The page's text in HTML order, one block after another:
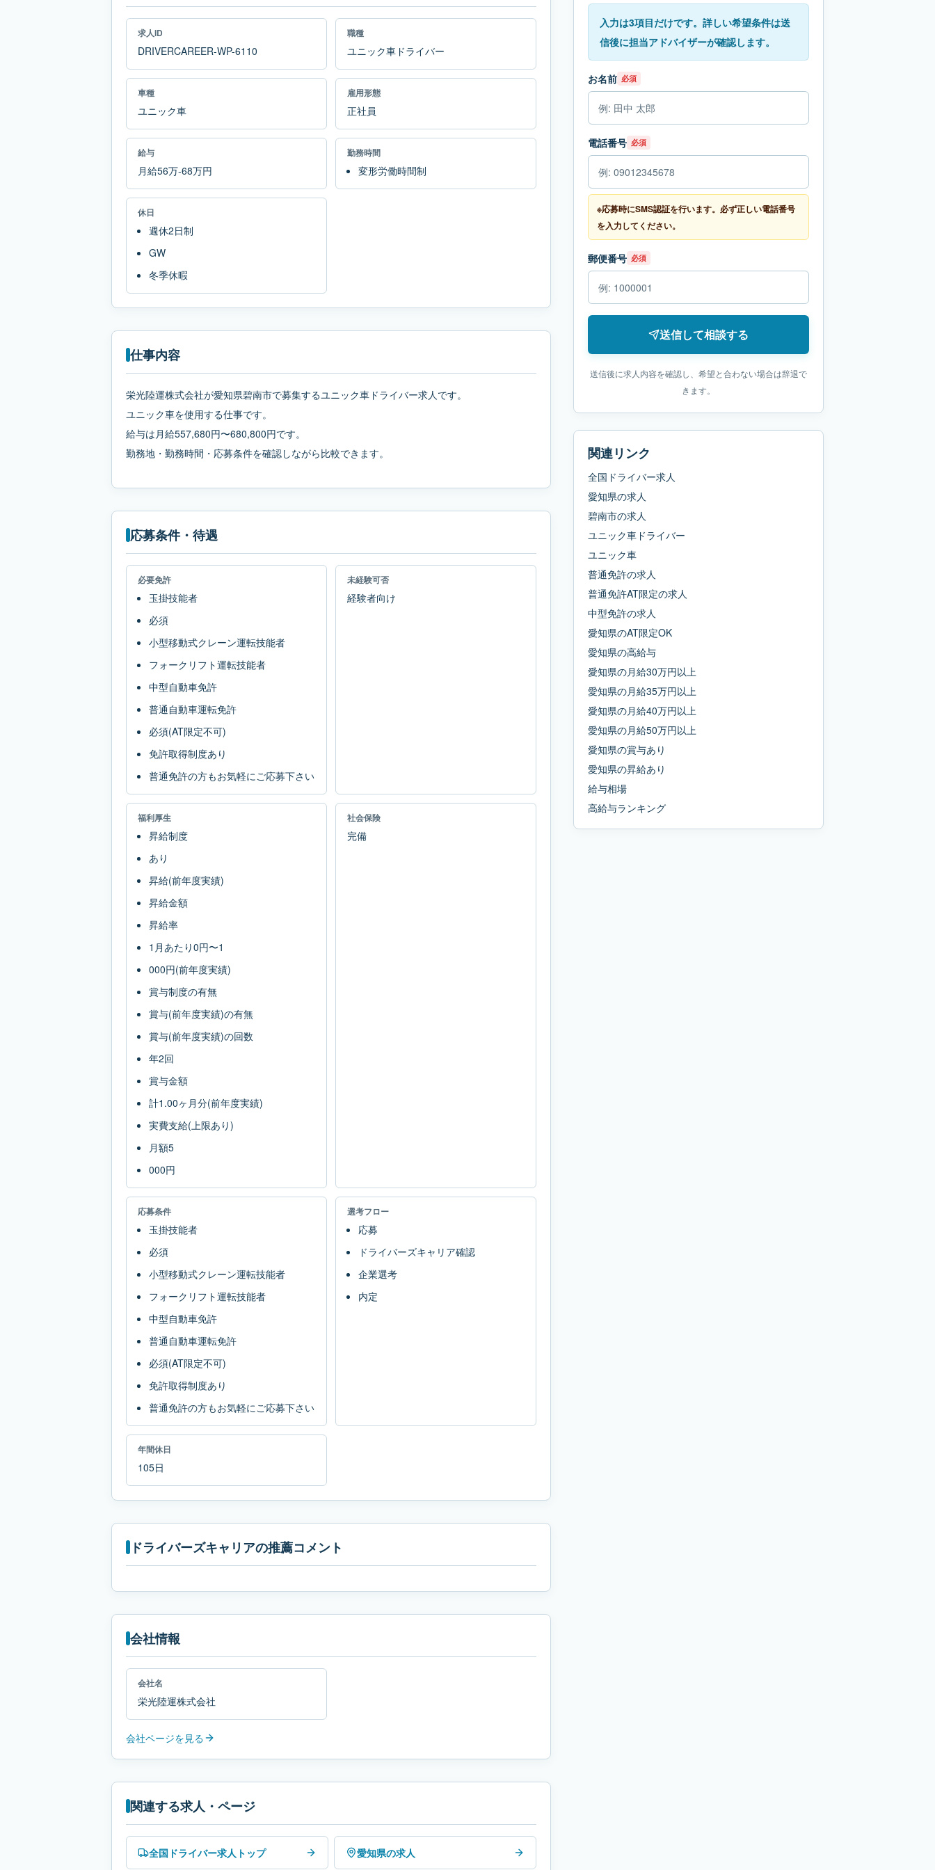
求人ID
DRIVERCAREER-WP-6110
職種
ユニック車ドライバー
車種
ユニック車
雇用形態
正社員
給与
月給56万-68万円
勤務時間
変形労働時間制
休日
週休2日制
GW
冬季休暇
仕事内容
栄光陸運株式会社が愛知県碧南市で募集するユニック車ドライバー求人です。
ユニック車を使用する仕事です。
給与は月給557,680円〜680,800円です。
勤務地・勤務時間・応募条件を確認しながら比較できます。
応募条件・待遇
必要免許
玉掛技能者
必須
小型移動式クレーン運転技能者
フォークリフト運転技能者
中型自動車免許
普通自動車運転免許
必須(AT限定不可)
免許取得制度あり
普通免許の方もお気軽にご応募下さい
未経験可否
経験者向け
福利厚生
昇給制度
あり
昇給(前年度実績)
昇給金額
昇給率
1月あたり0円〜1
000円(前年度実績)
賞与制度の有無
賞与(前年度実績)の有無
賞与(前年度実績)の回数
年2回
賞与金額
計1.00ヶ月分(前年度実績)
実費支給(上限あり)
月額5
000円
社会保険
完備
応募条件
玉掛技能者
必須
小型移動式クレーン運転技能者
フォークリフト運転技能者
中型自動車免許
普通自動車運転免許
必須(AT限定不可)
免許取得制度あり
普通免許の方もお気軽にご応募下さい
選考フロー
応募
ドライバーズキャリア確認
企業選考
内定
年間休日
105日
ドライバーズキャリアの推薦コメント
会社情報
会社名
栄光陸運株式会社
会社ページを見る
関連する求人・ページ
全国ドライバー求人トップ 愛知県の求人
入力は3項目だけです。詳しい希望条件は送
信後に担当アドバイザーが確認します。
お名前 必須
電話番号 必須
※応募時にSMS認証を行います。必ず正しい電話番号
を入力してください。
郵便番号 必須
送信して相談する
送信後に求人内容を確認し、希望と合わない場合は辞退で
きます。
関連リンク
全国ドライバー求人
愛知県の求人
碧南市の求人
ユニック車ドライバー
ユニック車
普通免許の求人
普通免許AT限定の求人
中型免許の求人
愛知県のAT限定OK
愛知県の高給与
愛知県の月給30万円以上
愛知県の月給35万円以上
愛知県の月給40万円以上
愛知県の月給50万円以上
愛知県の賞与あり
愛知県の昇給あり
給与相場
高給与ランキング